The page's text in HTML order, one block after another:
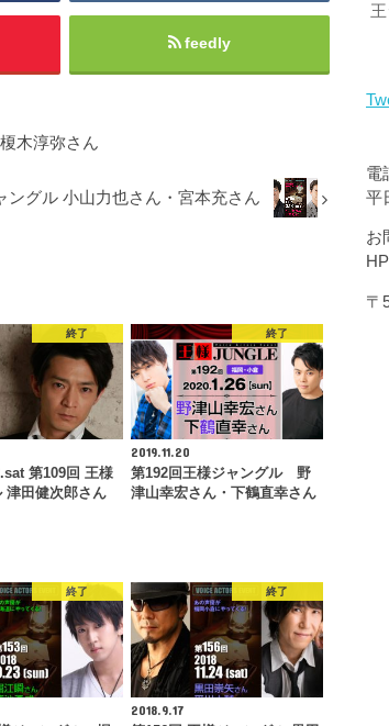
feedly
木淳弥さん
ングル 小山力也さん・宮本充さん
終了
第109回 王様
津田健次郎さん
終了
2019.11.20
第192回王様ジャングル 野
津山幸宏さん・下鶴直幸さん
終了 終了
2018.9.17
電
平
お
〒